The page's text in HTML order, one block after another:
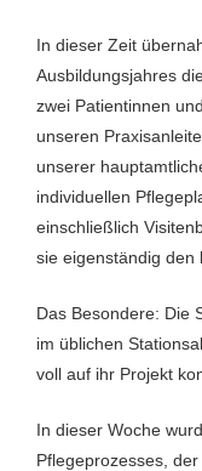
In dieser Zeit
Ausbildungsjahres
zwei Patientinnen
unseren
unserer
individuellen
einschließlich
sie eigenständig den
Das Besondere: Die
im üblichen
voll auf ihr Projekt
In dieser Woche
Pflegeprozesses,